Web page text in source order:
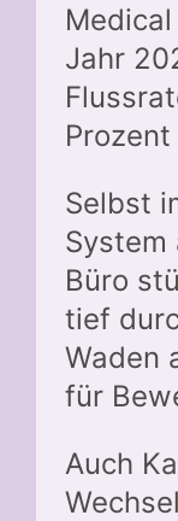
Jahr
Selbst
System
Büro
tief
Waden
für
Auch